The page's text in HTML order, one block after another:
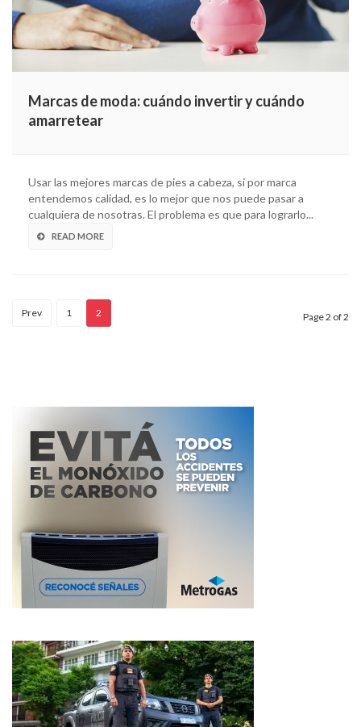
Marcas de moda: cuándo invertir y cuándo
amarretear
Usar las mejores marcas de pies a cabeza, si por marca
entendemos calidad, es lo mejor que nos puede pasar a
cualquiera de nosotras. El problema es que para lograrlo...
READ MORE
Prev 1 2 Page 2 of 2